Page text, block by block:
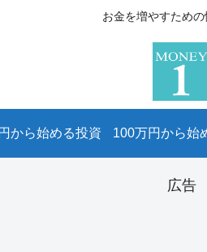
お金を増やすための
から始める投資 100万円から始
広告